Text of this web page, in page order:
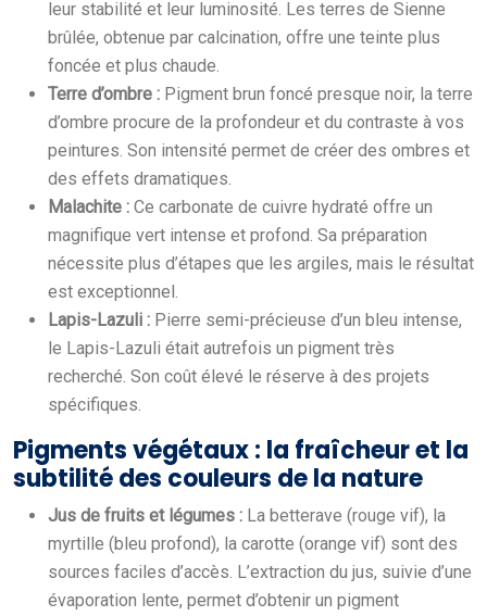
leur stabilité et leur luminosité. Les terres de Sienne
brûlée, obtenue par calcination, offre une teinte plus
foncée et plus chaude.
Terre d’ombre : Pigment brun foncé presque noir, la terre
d’ombre procure de la profondeur et du contraste à vos
peintures. Son intensité permet de créer des ombres et
des effets dramatiques.
Malachite : Ce carbonate de cuivre hydraté offre un
magnifique vert intense et profond. Sa préparation
nécessite plus d’étapes que les argiles, mais le résultat
est exceptionnel.
Lapis-Lazuli : Pierre semi-précieuse d’un bleu intense,
le Lapis-Lazuli était autrefois un pigment très
recherché. Son coût élevé le réserve à des projets
spécifiques.
Pigments végétaux : la fraîcheur et la
subtilité des couleurs de la nature
Jus de fruits et légumes : La betterave (rouge vif), la
myrtille (bleu profond), la carotte (orange vif) sont des
sources faciles d’accès. L’extraction du jus, suivie d’une
évaporation lente, permet d’obtenir un pigment